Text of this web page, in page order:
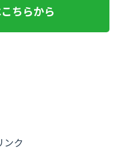
ちらから
ンク